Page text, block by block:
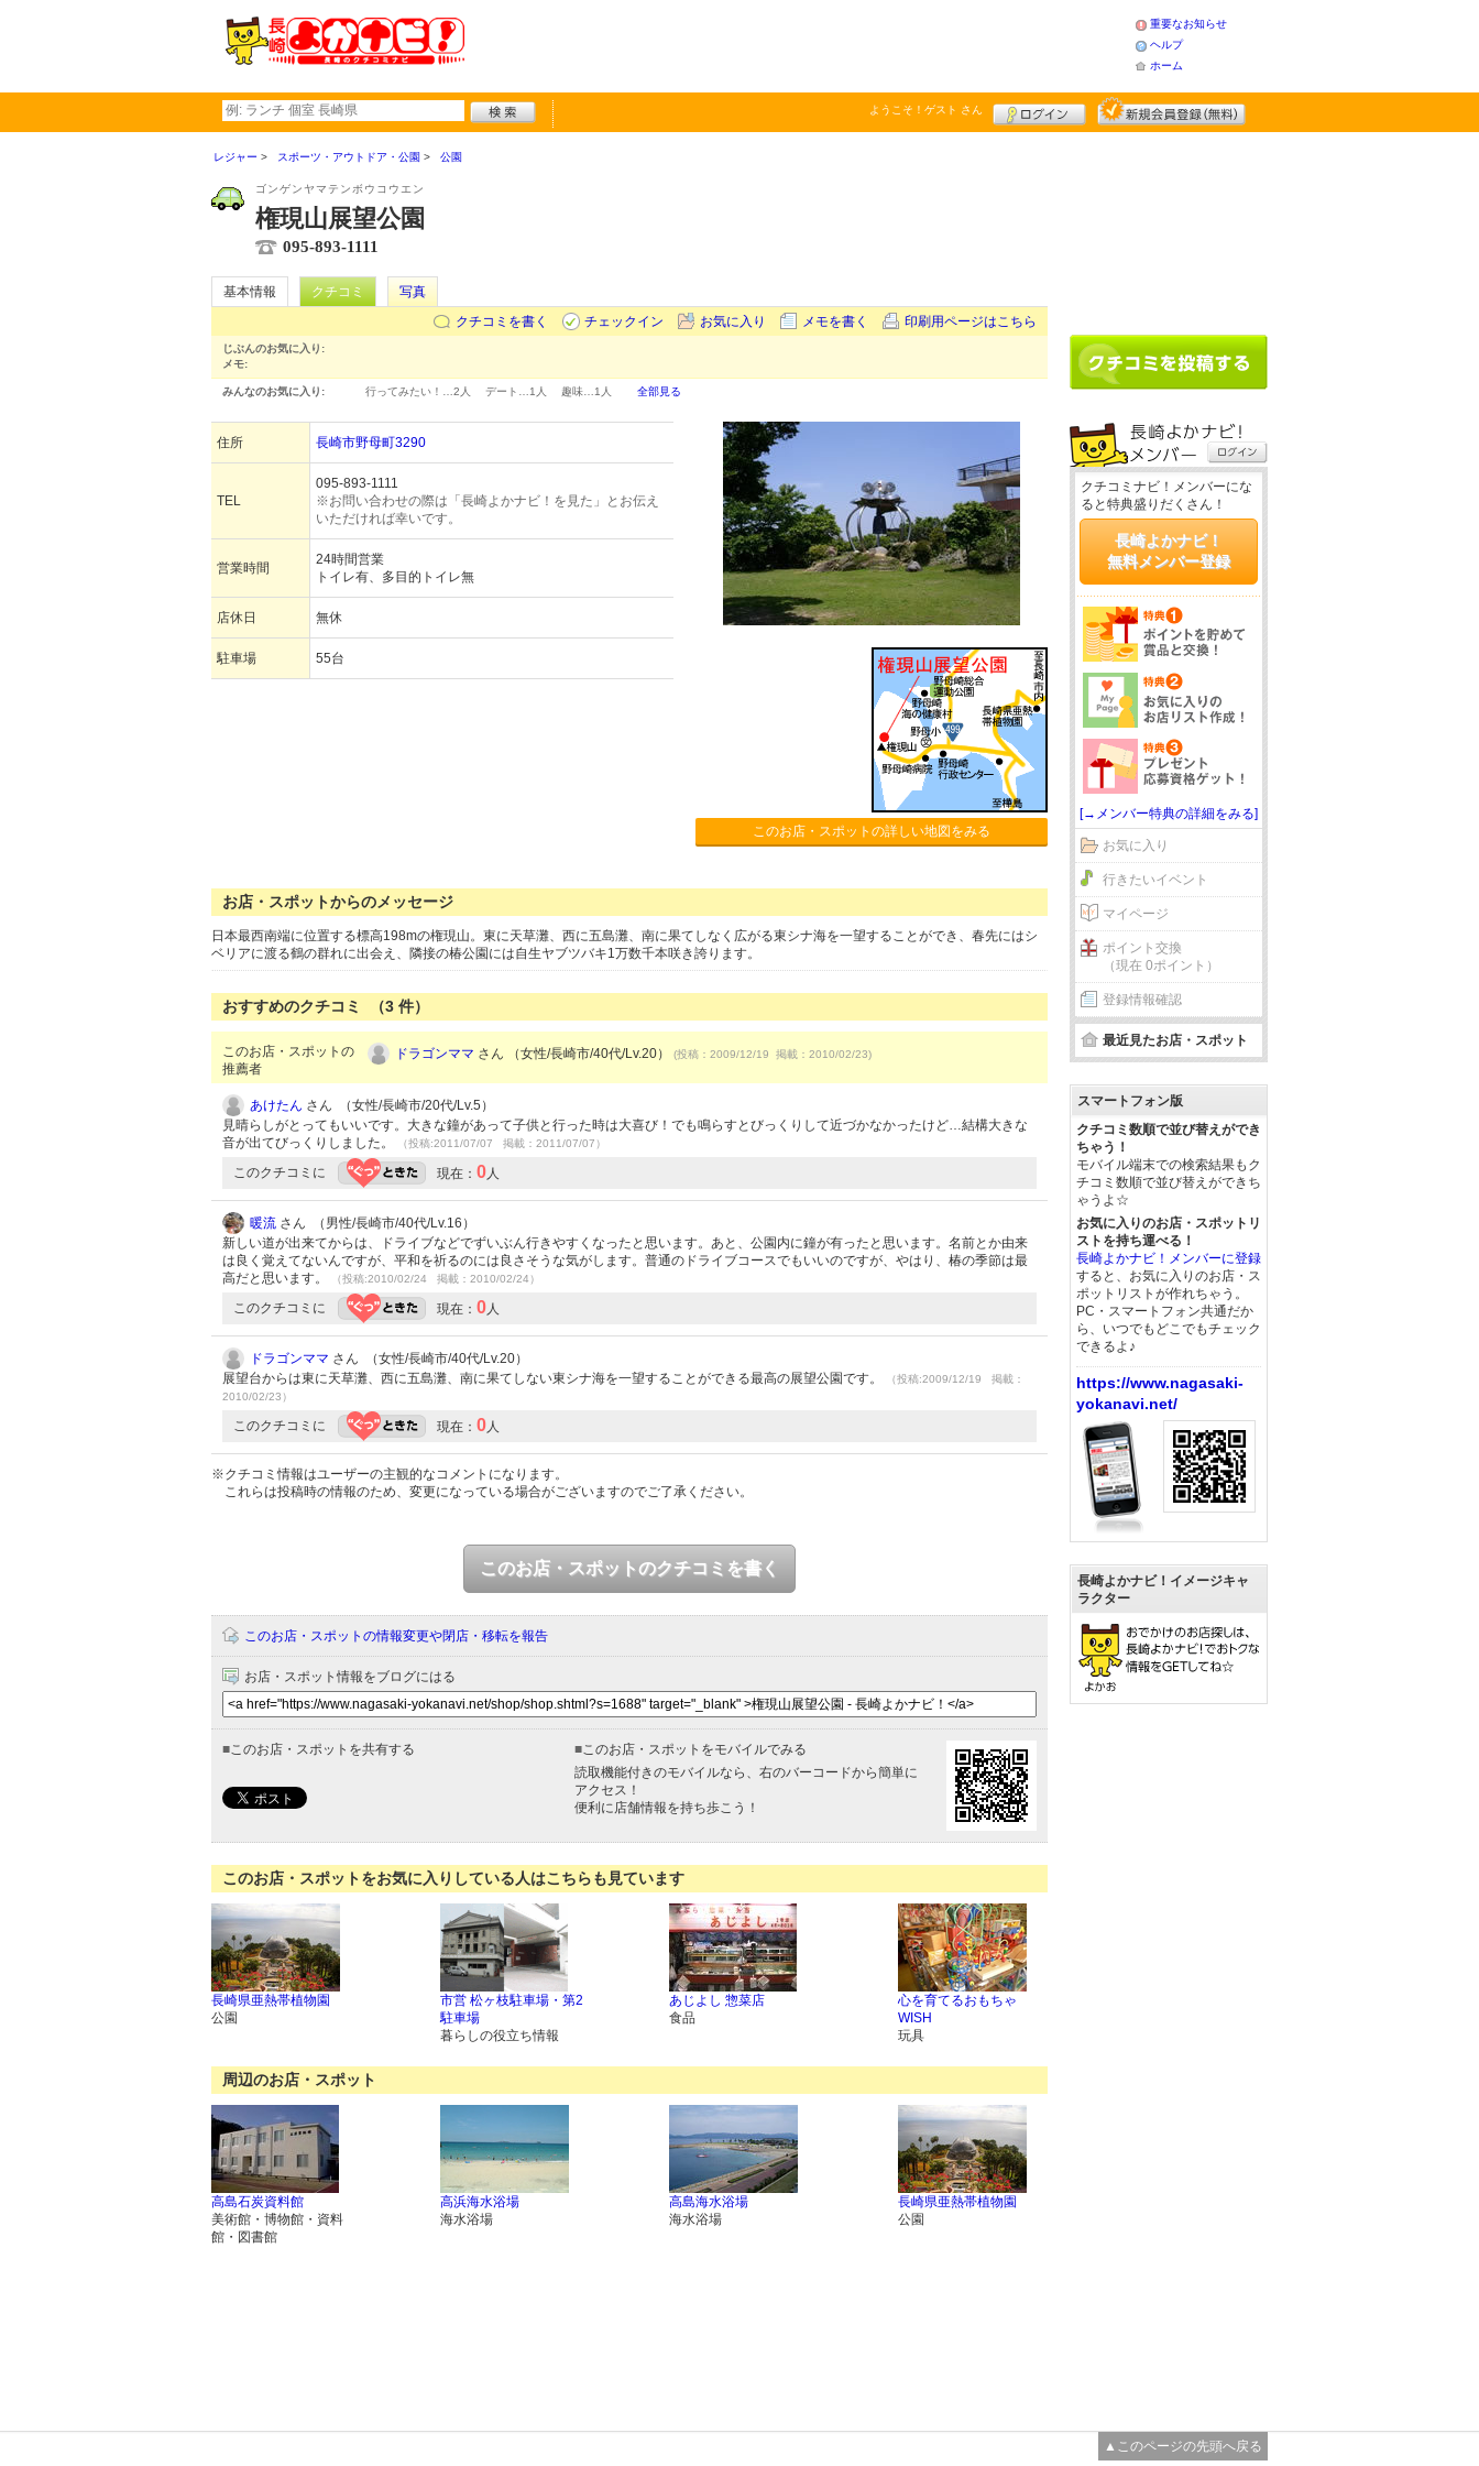
重要なお知らせ
ヘルプ
ホーム
ようこそ！ ゲスト さん
レジャー スポーツ・アウトドア・公園 公園
ゴンゲンヤマテンボウコウエン
権現山展望公園
095-893-1111
基本情報 クチコミ
写真
クチコミを書く
チェックイン お気に入り メモを書く 印刷用ページはこちら
じぶんのお気に入り:
メモ:
みんなのお気に入り: 行ってみたい！… 2人 デート… 1人 趣味… 1人 全部見る
住所 長崎市野母町3290
TEL
095-893-1111
※お問い合わせの際は「長崎よかナビ！を見た」とお伝え
いただければ幸いです。
営業時間
24時間営業
トイレ有、多目的トイレ無
店休日 無休
駐車場 55台
このお店・スポットの詳しい地図をみる
お店・スポットからのメッセージ
日本最西南端に位置する標高198mの権現山。東に天草灘、西に五島灘、南に果てしなく広がる東シナ海を一望することができ、春先にはシ
ベリアに渡る鶴の群れに出会え、隣接の椿公園には自生ヤブツバキ1万数千本咲き誇ります。
おすすめのクチコミ （3 件）
このお店・スポットの
推薦者
ドラゴンママ さん （女性/長崎市/40代/Lv.20） (投稿：2009/12/19 掲載：2010/02/23)
あけたん さん （女性/長崎市/20代/Lv.5）
見晴らしがとってもいいです。大きな鐘があって子供と行った時は大喜び！でも鳴らすとびっくりして近づかなかったけど…結構大きな
音が出てびっくりしました。
（投稿:2011/07/07 掲載：2011/07/07）
このクチコミに 現在： 0人
暖流 さん （男性/長崎市/40代/Lv.16）
新しい道が出来てからは、ドライブなどでずいぶん行きやすくなったと思います。あと、公園内に鐘が有ったと思います。名前とか由来
は良く覚えてないんですが、平和を祈るのには良さそうな気がします。普通のドライブコースでもいいのですが、やはり、椿の季節は最
高だと思います。
（投稿:2010/02/24 掲載：2010/02/24）
このクチコミに 現在： 0人
ドラゴンママ さん （女性/長崎市/40代/Lv.20）
展望台からは東に天草灘、西に五島灘、南に果てしない東シナ海を一望することができる最高の展望公園です。
（投稿:2009/12/19 掲載：
2010/02/23）
このクチコミに 現在： 0人
※クチコミ情報はユーザーの主観的なコメントになります。
これらは投稿時の情報のため、変更になっている場合がございますのでご了承ください。
このお店・スポットのクチコミを書く
このお店・スポットの情報変更や閉店・移転を報告
お店・スポット情報をブログにはる
■このお店・スポットを共有する ■このお店・スポットをモバイルでみる
読取機能付きのモバイルなら、右のバーコードから簡単に
アクセス！
便利に店舗情報を持ち歩こう！
このお店・スポットをお気に入りしている人はこちらも見ています
長崎県亜熱帯植物園
公園
市営 松ヶ枝駐車場・第2
駐車場
暮らしの役立ち情報
あじよし 惣菜店
食品
心を育てるおもちゃ
WISH
玩具
周辺のお店・スポット
高島石炭資料館
美術館・博物館・資料
館・図書館
高浜海水浴場
海水浴場
高島海水浴場
海水浴場
長崎県亜熱帯植物園
公園
クチコミナビ！メンバーにな
ると特典盛りだくさん！
長崎よかナビ！
無料メンバー登録
[→メンバー特典の詳細をみる]
お気に入り
行きたいイベント
マイページ
ポイント交換
（現在 0ポイント）
登録情報確認
最近見たお店・スポット
スマートフォン版
クチコミ数順で並び替えができ
ちゃう！
モバイル端末での検索結果もク
チコミ数順で並び替えができち
ゃうよ☆
お気に入りのお店・スポットリ
ストを持ち運べる！
長崎よかナビ！メンバーに登録
すると、お気に入りのお店・ス
ポットリストが作れちゃう。
PC・スマートフォン共通だか
ら、いつでもどこでもチェック
できるよ♪
https://www.nagasaki-
yokanavi.net/
長崎よかナビ！イメージキャ
ラクター
▲このページの先頭へ戻る